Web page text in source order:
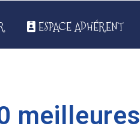
ESPACE ADHÉRENT
meilleures